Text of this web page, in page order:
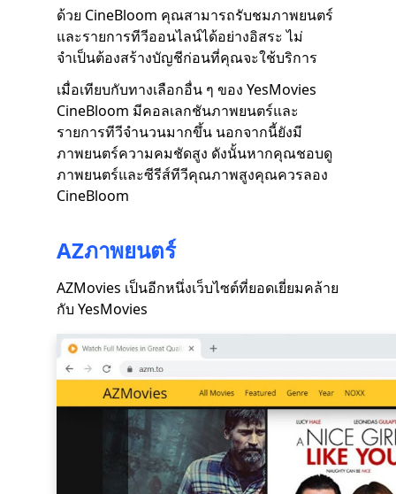
ด้วย CineBloom คุณสามารถรับชมภาพยนตร์
และรายการทีวีออนไลน์ได้อย่างอิสระ ไม่
จำเป็นต้องสร้างบัญชีก่อนที่คุณจะใช้บริการ
เมื่อเทียบกับทางเลือกอื่น ๆ ของ YesMovies
CineBloom มีคอลเลกชันภาพยนตร์และ
รายการทีวีจำนวนมากขึ้น นอกจากนี้ยังมี
ภาพยนตร์ความคมชัดสูง ดังนั้นหากคุณชอบดู
ภาพยนตร์และซีรีส์ทีวีคุณภาพสูงคุณควรลอง
CineBloom
AZภาพยนตร์
AZMovies เป็นอีกหนึ่งเว็บไซต์ที่ยอดเยี่ยมคล้าย
กับ YesMovies